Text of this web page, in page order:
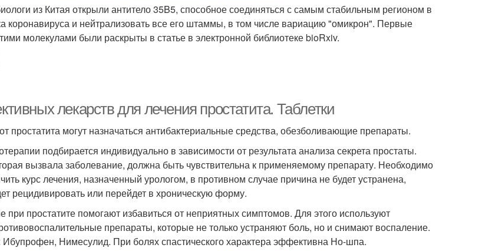
из Китая открыли антитело 35B5, способное соединяться с самым стабильным регионом в
коронавируса и нейтрализовать все его штаммы, в том числе вариацию "омикрон". Первые
молекулами были раскрыты в статье в электронной библиотеке bioRxiv.
лекарств для лечения простатита. Таблетки
простатита могут назначаться антибактериальные средства, обезболивающие препараты.
подбирается индивидуально в зависимости от результата анализа секрета простаты.
вызвала заболевание, должна быть чувствительна к применяемому препарату. Необходимо
курс лечения, назначенный урологом, в противном случае причина не будет устранена,
рецидивировать или перейдет в хроническую форму.
простатите помогают избавиться от неприятных симптомов. Для этого используют
препараты, которые не только устраняют боль, но и снимают воспаление.
Ибупрофен, Нимесулид. При болях спастического характера эффективна Но-шпа.